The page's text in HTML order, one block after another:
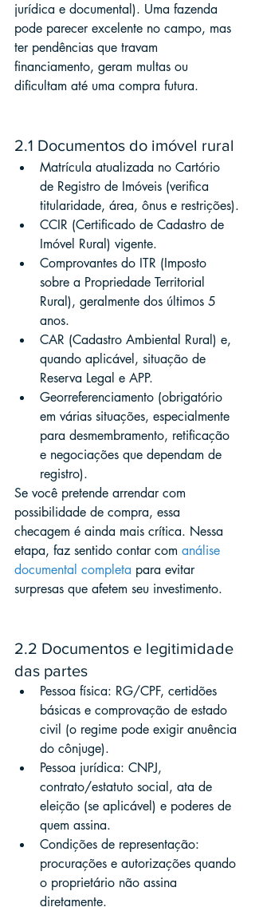
jurídica e documental). Uma fazenda
pode parecer excelente no campo, mas
ter pendências que travam
financiamento, geram multas ou
dificultam até uma compra futura.
2.1 Documentos do imóvel rural
Matrícula atualizada no Cartório
de Registro de Imóveis (verifica
titularidade, área, ônus e restrições).
CCIR (Certificado de Cadastro de
Imóvel Rural) vigente.
Comprovantes do ITR (Imposto
sobre a Propriedade Territorial
Rural), geralmente dos últimos 5
anos.
CAR (Cadastro Ambiental Rural) e,
quando aplicável, situação de
Reserva Legal e APP.
Georreferenciamento (obrigatório
em várias situações, especialmente
para desmembramento, retificação
e negociações que dependam de
registro).
Se você pretende arrendar com
possibilidade de compra, essa
checagem é ainda mais crítica. Nessa
etapa, faz sentido contar com análise
documental completa para evitar
surpresas que afetem seu investimento.
2.2 Documentos e legitimidade
das partes
Pessoa física: RG/CPF, certidões
básicas e comprovação de estado
civil (o regime pode exigir anuência
do cônjuge).
Pessoa jurídica: CNPJ,
contrato/estatuto social, ata de
eleição (se aplicável) e poderes de
quem assina.
Condições de representação:
procurações e autorizações quando
o proprietário não assina
diretamente.